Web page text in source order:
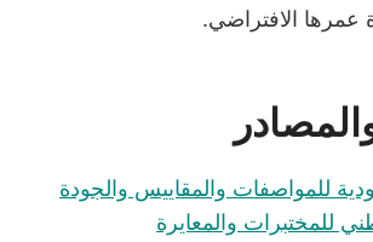
عمرها الافتراضي.
للمواصفات والمقاييس والجودة
للمختبرات والمعايرة